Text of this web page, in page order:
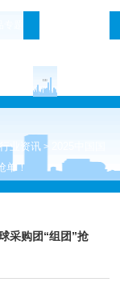
行业资讯 >
单！
采购团“组团”抢